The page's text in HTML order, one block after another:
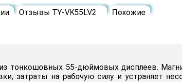
Отзывы TY-VK55LV2 Похожие
тонкошовных 55-дюймовых дисплеев.
затраты на рабочую силу и устраняет